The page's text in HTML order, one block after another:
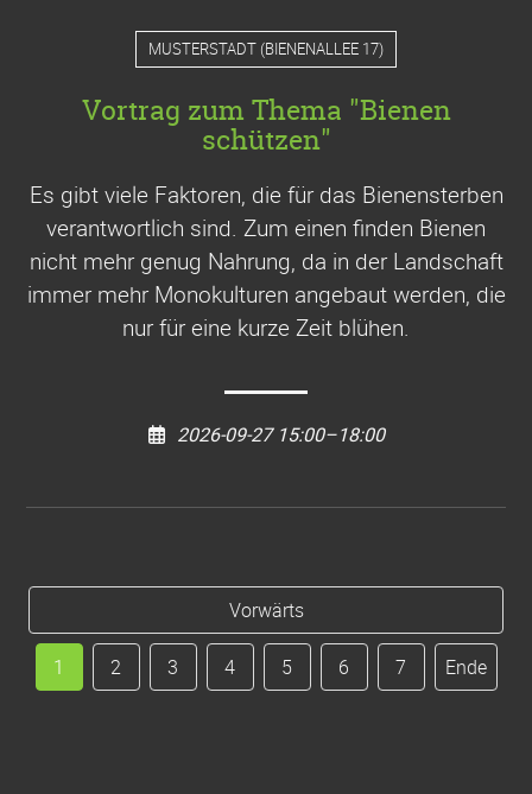
MUSTERSTADT (BIENENALLEE 17)
Vortrag zum Thema "Bienen
schützen"
Es gibt viele Faktoren, die für das Bienensterben
verantwortlich sind. Zum einen finden Bienen
nicht mehr genug Nahrung, da in der Landschaft
immer mehr Monokulturen angebaut werden, die
nur für eine kurze Zeit blühen.
2026-09-27 15:00–18:00
Vorwärts
1 2 3 4 5 6 7 Ende